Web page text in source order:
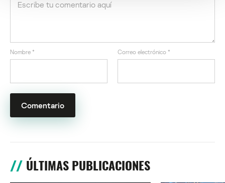
Nombre * Correo electrónico *
ÚLTIMAS PUBLICACIONES